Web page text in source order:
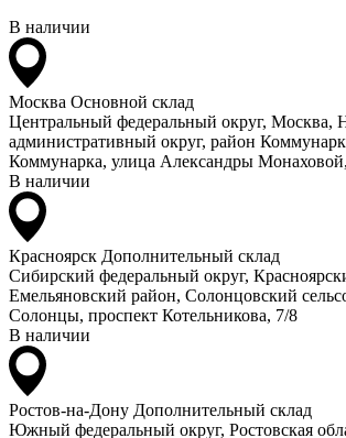
В наличии
Москва Основной склад
Центральный федеральный округ, Москва,
административный округ, район
Коммунарка, улица Александры Монаховой,
В наличии
Красноярск Дополнительный склад
Сибирский федеральный округ,
Емельяновский район, Солонцовский
Солонцы, проспект Котельникова, 7/8
В наличии
Ростов-на-Дону Дополнительный склад
Южный федеральный округ, Ростовская